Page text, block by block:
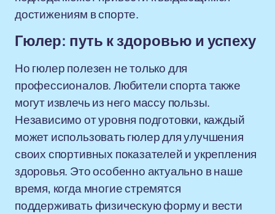
достижениям в спорте.
Гюлер: путь к здоровью и успеху
Но гюлер полезен не только для
профессионалов. Любители спорта также
могут извлечь из него массу пользы.
Независимо от уровня подготовки, каждый
может использовать гюлер для улучшения
своих спортивных показателей и укрепления
здоровья. Это особенно актуально в наше
время, когда многие стремятся
поддерживать физическую форму и вести